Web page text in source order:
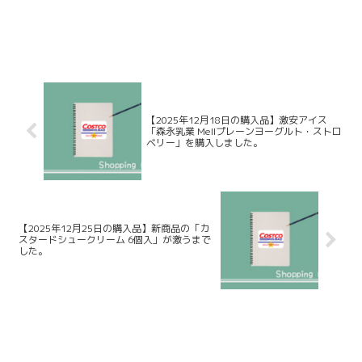
【2025年12月18日の購入品】激安アイス
「森永乳業 Mellプレーンヨーグルト・ストロ
ベリー」を購入しました。
【2025年12月25日の購入品】新商品の「カ
スタードシュークリーム 6個入」が激うまで
した。